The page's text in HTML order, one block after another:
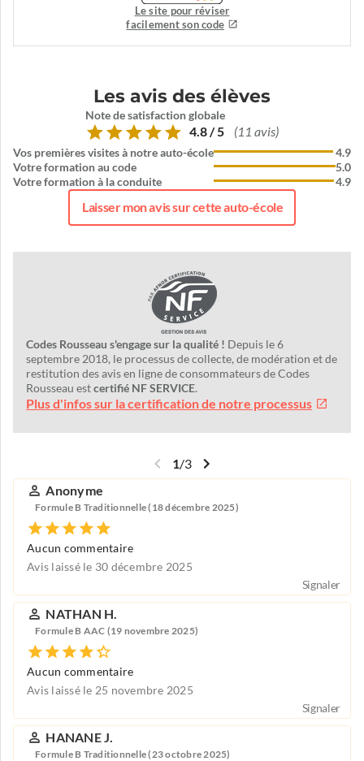
Le site pour réviser
facilement son code
Les avis des élèves
Note de satisfaction globale
4.8 / 5 (11 avis)
Vos premières visites à notre auto-école
Votre formation au code
Votre formation à la conduite
4.9
5.0
4.9
Laisser mon avis sur cette auto-école
Codes Rousseau s'engage sur la qualité ! Depuis le 6
septembre 2018, le processus de collecte, de modération et de
restitution des avis en ligne de consommateurs de Codes
Rousseau estcertifié NF SERVICE.
Plus d'infos sur la certification de notre processus
1/3
Anonyme
Formule B Traditionnelle (18 décembre 2025)
Aucun commentaire
Avis laissé le 30 décembre 2025
Signaler
NATHAN H.
Formule B AAC (19 novembre 2025)
Aucun commentaire
Avis laissé le 25 novembre 2025
Signaler
HANANE J.
Formule B Traditionnelle (23 octobre 2025)